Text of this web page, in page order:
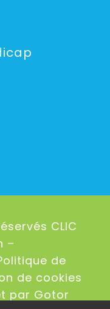
CLIC
–
de
de cookies
par Gotor